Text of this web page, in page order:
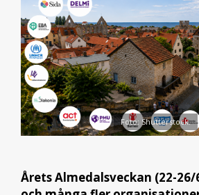
Foto: Shutterstock.
Årets Almedalsveckan (22-